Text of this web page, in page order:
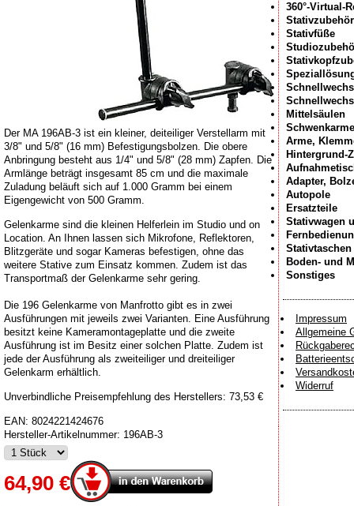
Der MA 196AB-3 ist ein kleiner, deiteiliger Verstellarm mit
3/8" und 5/8" (16 mm) Befestigungsbolzen. Die obere
Anbringung besteht aus 1/4" und 5/8" (28 mm) Zapfen. Die
Armlänge beträgt insgesamt 85 cm und die maximale
Zuladung beläuft sich auf 1.000 Gramm bei einem
Eigengewicht von 500 Gramm.
Gelenkarme sind die kleinen Helferlein im Studio und on
Location. An Ihnen lassen sich Mikrofone, Reflektoren,
Blitzgeräte und sogar Kameras befestigen, ohne das
weitere Stative zum Einsatz kommen. Zudem ist das
Transportmaß der Gelenkarme sehr gering.
Die 196 Gelenkarme von Manfrotto gibt es in zwei
Ausführungen mit jeweils zwei Varianten. Eine Ausführung
besitzt keine Kameramontageplatte und die zweite
Ausführung ist im Besitz einer solchen Platte. Zudem ist
jede der Ausführung als zweiteiliger und dreiteiliger
Gelenkarm erhältlich.
Unverbindliche Preisempfehlung des Herstellers: 73,53 €
EAN: 8024221424676
Hersteller-Artikelnummer: 196AB-3
64,90 €
360°-Virtual-
Stativzubehör
Stativfüße
Mittelsäulen
Schwenkarme
Arme,
Hintergrund-
Adapter,
Autopole
Ersatzteile
Stativwagen
Stativtaschen
Boden- und
Sonstiges
Impressum
Allgemeine
Widerruf